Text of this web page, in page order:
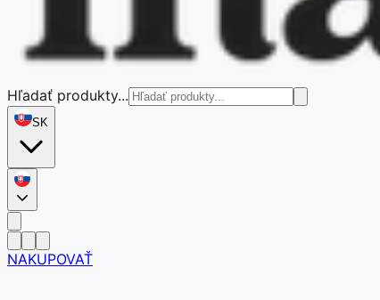
Hľadať produkty...
SK
NAKUPOVAŤ